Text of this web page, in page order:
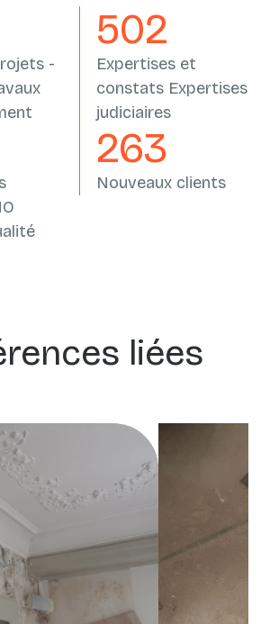
-
558
Expertises et
constats Expertises
judiciaires
305
Nouveaux clients
liées